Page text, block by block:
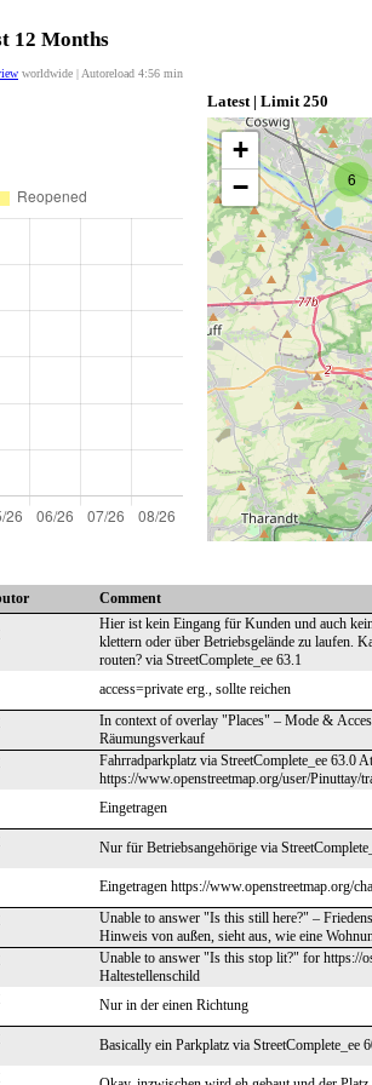
12 Months
worldwide | Autoreload 4:56 min
Latest | Limit 250
6
+
−
Comment
Hier ist kein Eingang für Kunden und auch
klettern oder über Betriebsgelände zu laufen.
routen? via StreetComplete_ee 63.1
access=private erg., sollte reichen
In context of overlay "Places" – Mode &
Räumungsverkauf
Fahrradparkplatz via StreetComplete_ee 63.0
https://www.openstreetmap.org/user/Pinuttay/
Eingetragen
Nur für Betriebsangehörige via
Eingetragen https://www.openstreetmap.org/
Unable to answer "Is this still here?" –
Hinweis von außen, sieht aus, wie eine
Unable to answer "Is this stop lit?" for https://
Haltestellenschild
Nur in der einen Richtung
Basically ein Parkplatz via StreetComplete_ee